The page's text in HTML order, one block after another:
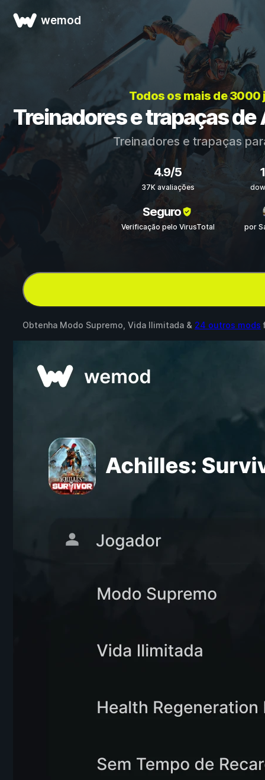
wemod
Todos os mais de
Treinadores e trapaças
Treinadores e trapaças
4.9/5
37K avaliações
Seguro
Verificação pelo VirusTotal por
Obtenha Modo Supremo, Vida Ilimitada & 24 outros mods